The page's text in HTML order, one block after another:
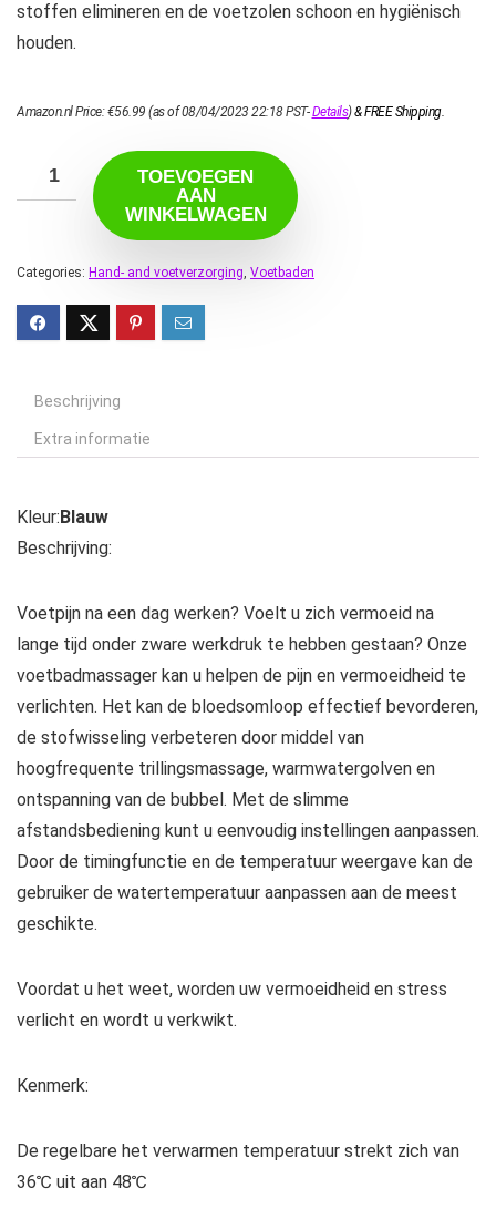
stoffen elimineren en de voetzolen schoon en hygiënisch
houden.
Amazon.nl Price:€56.99 (as of 08/04/2023 22:18 PST-Details)&FREE Shipping.
TOEVOEGEN
AAN
WINKELWAGEN
Categories: Hand- and voetverzorging, Voetbaden
Beschrijving
Extra informatie
Kleur: Blauw
Beschrijving:
Voetpijn na een dag werken? Voelt u zich vermoeid na
lange tijd onder zware werkdruk te hebben gestaan? Onze
voetbadmassager kan u helpen de pijn en vermoeidheid te
verlichten. Het kan de bloedsomloop effectief bevorderen,
de stofwisseling verbeteren door middel van
hoogfrequente trillingsmassage, warmwatergolven en
ontspanning van de bubbel. Met de slimme
afstandsbediening kunt u eenvoudig instellingen aanpassen.
Door de timingfunctie en de temperatuur weergave kan de
gebruiker de watertemperatuur aanpassen aan de meest
geschikte.
Voordat u het weet, worden uw vermoeidheid en stress
verlicht en wordt u verkwikt.
Kenmerk:
De regelbare het verwarmen temperatuur strekt zich van
36℃ uit aan 48℃